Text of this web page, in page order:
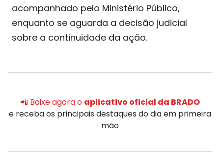
acompanhado pelo Ministério Público,
enquanto se aguarda a decisão judicial
sobre a continuidade da ação.
📲 Baixe agora o aplicativo oficial da BRADO
e receba os principais destaques do dia em primeira
mão